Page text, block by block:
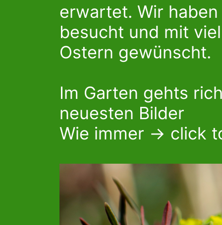
erwartet. Wir
besucht und mit
Ostern gewünscht.
Im Garten gehts
neuesten Bilder
Wie immer -> click